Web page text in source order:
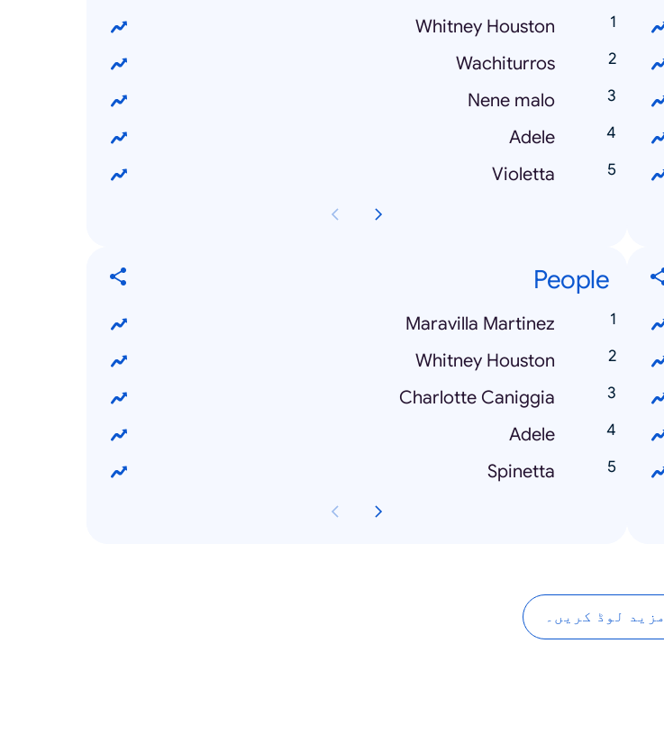
Whitney Houston
Wachiturros
Nene malo
Adele
Violetta
People
Maravilla Martinez
Whitney Houston
Charlotte Caniggia
Adele
Spinetta
مزید لوڈ کریں۔